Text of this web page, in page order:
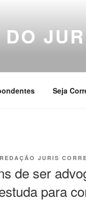
Seja
REDAÇÃO JURIS
de ser
para